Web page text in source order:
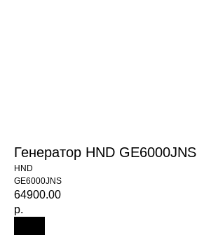
Генератор HND GE6000JNS
HND
GE6000JNS
64900.00
р.